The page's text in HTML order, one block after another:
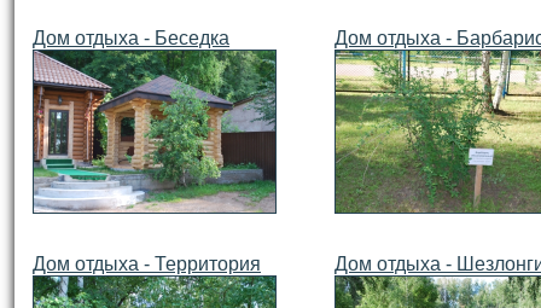
Дом отдыха - Беседка Дом отдыха -
Дом отдыха - Территория Дом отдыха -